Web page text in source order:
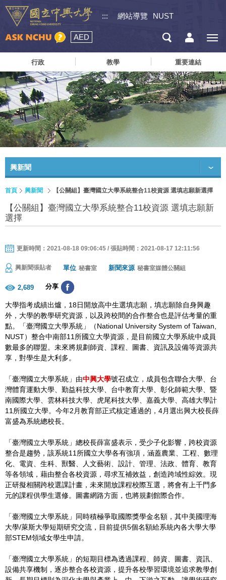
::: 網站導覽 NUST
AED
行政 教學 重要連結
興新聞
首頁 興新聞 【公關組】臺灣國立大學系統整合11校資源 選填志願新選擇
【公關組】臺灣國立大學系統整合11校資源 選填志願新
選擇
更新時間：2021-08-18 09:06:45 / 張貼時間：2021-08-17 12:11:56
興新聞張貼者 單位 秘書室 新聞來源 秘書室媒體公關組
2,689 分享
大學指考成績出爐，18日開放高中生選填志願，填志願除自身興趣
外，大學的教學研究資源，以及跨校間的合作整合也是評估考量的重
點。「臺灣國立大學系統」（National University System of Taiwan,
NUST）整合中南部11所國立大學資源，是目前國立大學系統中成員
數最多的聯盟。未來將規劃師資、課程、圖書、資訊及設備等資源共
享，對學生是大利多。
「臺灣國立大學系統」由中興大學號召成立，成員包含聯合大學、台
灣體育運動大學、勤益科技大學、台中教育大學、彰化師範大學、暨
南國際大學、雲林科技大學、虎尾科技大學、嘉義大學、高雄大學計
11所國立大學。今年2月教育部正式核定通過的，4月選出興大校長薛
富盛為系統總校長。
「臺灣國立大學系統」總校長薛富盛表示，受少子化影響，跨校資源
整合是趨勢，該系統11所國立大學各有強項，涵蓋農業、工程、數理
化、電資、生科、獸醫、人文藝術、設計、管理、法政、體育、教育
等各領域，藉由整合各校資源，尋求互補效益，創造跨域性綜效。現
正研擬相關跨校選課計畫，未來開放課程校際互選，將會有上千門多
元的課程供學生選修。圖書網路方面，也將規劃館際合作。
「臺灣國立大學系統」同時積極爭取國際獎學金名額，其中美國理海
大學/萊斯大學短期研究交流，目前提供5個名額給系統內各大學大學
部STEM領域女學生申請。
「臺灣國立大學系統」的短期目標為透過課程、師資、圖書、資訊、
設備共享機制，逐步整合各校資源，提升各校學習環境並追求教學創